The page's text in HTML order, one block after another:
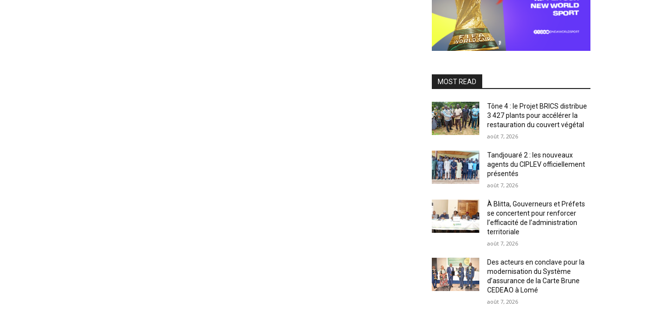
MOST READ
Tône 4 : le Projet BRICS distribue
3 427 plants pour accélérer la
restauration du couvert végétal
août 7, 2026
Tandjouaré 2 : les nouveaux
agents du CIPLEV officiellement
présentés
août 7, 2026
À Blitta, Gouverneurs et Préfets
se concertent pour renforcer
l’efficacité de l’administration
territoriale
août 7, 2026
Des acteurs en conclave pour la
modernisation du Système
d’assurance de la Carte Brune
CEDEAO à Lomé
août 7, 2026